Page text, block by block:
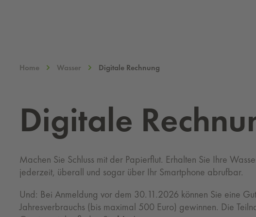
Home Wasser Digitale Rechnung
Di­gi­ta­le
Machen Sie Schluss mit der Papierflut. Erhalten Sie Ihre
jederzeit, überall und sogar über Ihr Smartphone abrufbar.
Und: Bei Anmeldung vor dem 30.11.2026 können Sie eine
Jahresverbrauchs (bis maximal 500 Euro) gewinnen. Die